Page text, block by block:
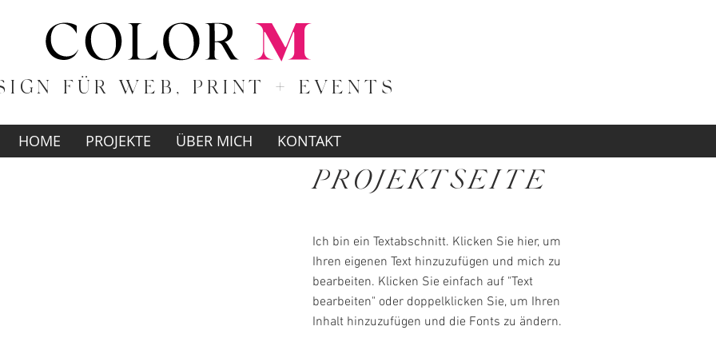
FÜR WEB, PRINT + EVENTS
HOME PROJEKTE ÜBER MICH KONTAKT
PROJEKTSEITE
Ich bin ein Textabschnitt. Klicken Sie hier, um
Ihren eigenen Text hinzuzufügen und mich zu
bearbeiten. Klicken Sie einfach auf "Text
bearbeiten" oder doppelklicken Sie, um Ihren
Inhalt hinzuzufügen und die Fonts zu ändern.